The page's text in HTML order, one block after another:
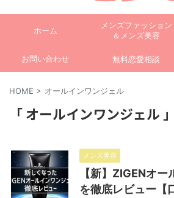
ホーム
メンズファッション
＆メンズ美容
お問い合わせ 無料恋愛相談
HOME > オールインワンジェル
「 オールインワンジェル
メンズ美容
【新】ZIGENオ
を徹底レビュー【